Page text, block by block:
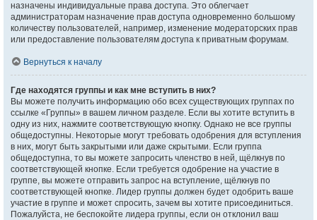
назначены индивидуальные права доступа. Это облегчает
администраторам назначение прав доступа одновременно большому
количеству пользователей, например, изменение модераторских прав
или предоставление пользователям доступа к приватным форумам.
Вернуться к началу
Где находятся группы и как мне вступить в них?
Вы можете получить информацию обо всех существующих группах по
ссылке «Группы» в вашем личном разделе. Если вы хотите вступить в
одну из них, нажмите соответствующую кнопку. Однако не все группы
общедоступны. Некоторые могут требовать одобрения для вступления
в них, могут быть закрытыми или даже скрытыми. Если группа
общедоступна, то вы можете запросить членство в ней, щёлкнув по
соответствующей кнопке. Если требуется одобрение на участие в
группе, вы можете отправить запрос на вступление, щёлкнув по
соответствующей кнопке. Лидер группы должен будет одобрить ваше
участие в группе и может спросить, зачем вы хотите присоединиться.
Пожалуйста, не беспокойте лидера группы, если он отклонил ваш